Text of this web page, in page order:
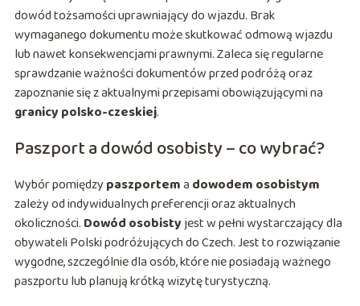
dowód tożsamości uprawniający do wjazdu. Brak
wymaganego dokumentu może skutkować odmową wjazdu
lub nawet konsekwencjami prawnymi. Zaleca się regularne
sprawdzanie ważności dokumentów przed podróżą oraz
zapoznanie się z aktualnymi przepisami obowiązującymi na
granicy polsko-czeskiej.
Paszport a dowód osobisty – co wybrać?
Wybór pomiędzy paszportema dowodem osobistym
zależy od indywidualnych preferencji oraz aktualnych
okoliczności. Dowód osobistyjest w pełni wystarczający dla
obywateli Polski podróżujących do Czech. Jest to rozwiązanie
wygodne, szczególnie dla osób, które nie posiadają ważnego
paszportu lub planują krótką wizytę turystyczną.